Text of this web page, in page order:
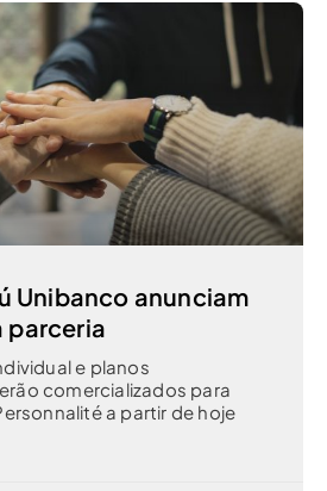
Unibanco anunciam
parceria
e planos
comercializados para
a partir de hoje